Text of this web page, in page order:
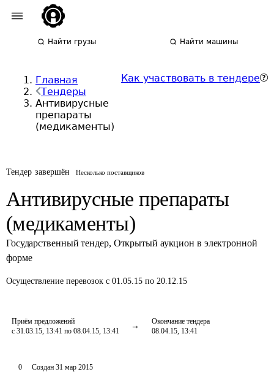
Найти грузы Найти машины
Главная
Тендеры
Антивирусные
препараты
(медикаменты)
Как участвовать в тендере
Тендер завершён Несколько поставщиков
Антивирусные препараты
(медикаменты)
Государственный тендер, Открытый аукцион в электронной
форме
Осуществление перевозок с 01.05.15 по 20.12.15
Приём предложений
с 31.03.15, 13:41 по 08.04.15, 13:41
Окончание тендера
08.04.15, 13:41
0 Создан 31 мар 2015